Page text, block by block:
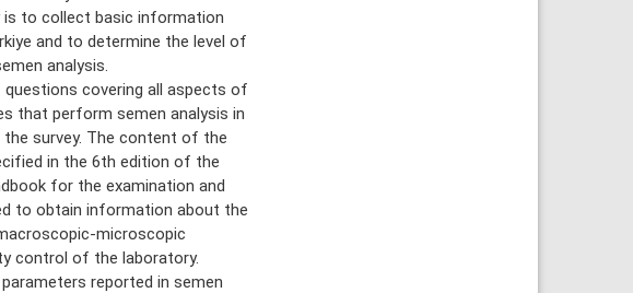
is to collect basic information
and to determine the level of
analysis.
questions covering all aspects of
that perform semen analysis in
the survey. The content of the
in the 6th edition of the
for the examination and
to obtain information about the
microscopic
control of the laboratory.
reported in semen